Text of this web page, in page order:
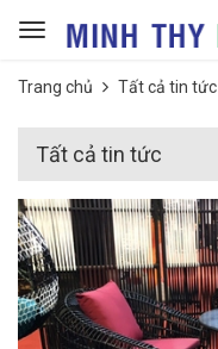
Toggle
Trang chủ Tất cả tin tức
Tất cả tin tức